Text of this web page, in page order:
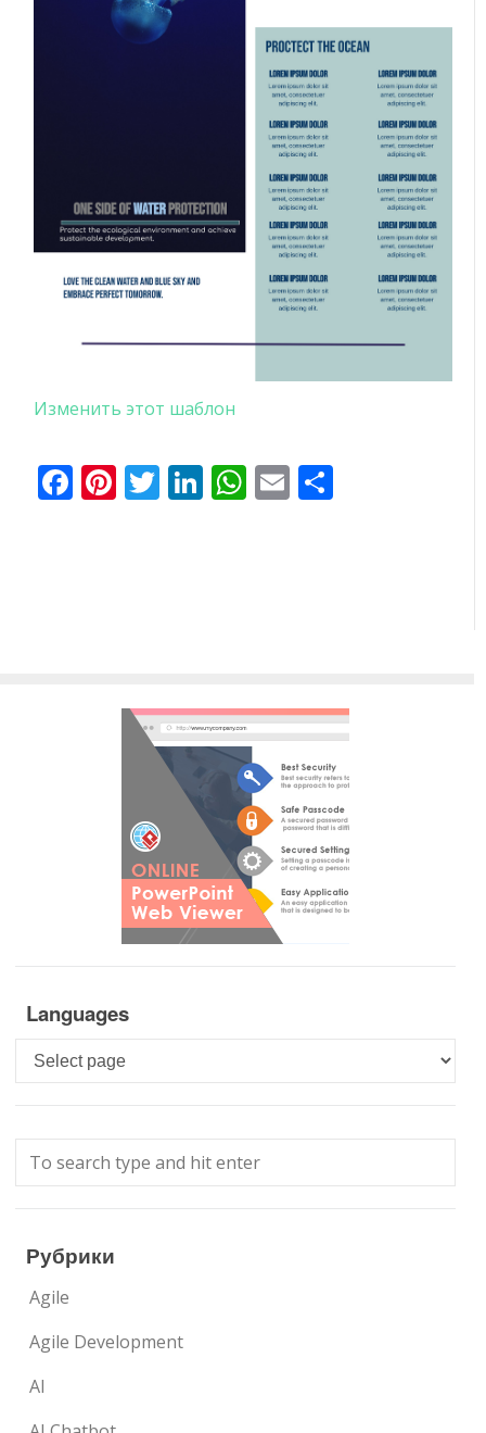
Изменить этот шаблон
Facebook
Pinterest
Twitter
LinkedIn
WhatsApp
Email
Languages
Languages
Рубрики
Agile
Agile Development
AI